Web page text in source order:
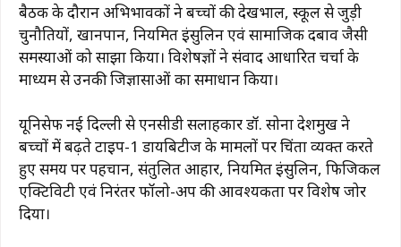
बैठक के दौरान अभिभावकों ने बच्चों की देखभाल, स्कूल से जुड़ी
चुनौतियों, खानपान, नियमित इंसुलिन एवं सामाजिक दबाव जैसी
समस्याओं को साझा किया। विशेषज्ञों ने संवाद आधारित चर्चा के
माध्यम से उनकी जिज्ञासाओं का समाधान किया।
यूनिसेफ नई दिल्ली से एनसीडी सलाहकार डॉ. सोना देशमुख ने
बच्चों में बढ़ते टाइप-1 डायबिटीज के मामलों पर चिंता व्यक्त करते
हुए समय पर पहचान, संतुलित आहार, नियमित इंसुलिन, फिजिकल
एक्टिविटी एवं निरंतर फॉलो-अप की आवश्यकता पर विशेष जोर
दिया।